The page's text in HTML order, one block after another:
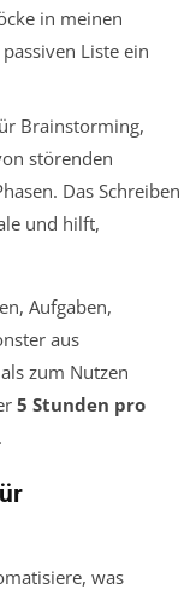
in meinen
Liste ein
Brainstorming,
störenden
Das Schreiben
und hilft,
Aufgaben,
aus
zum Nutzen
5 Stunden pro
was